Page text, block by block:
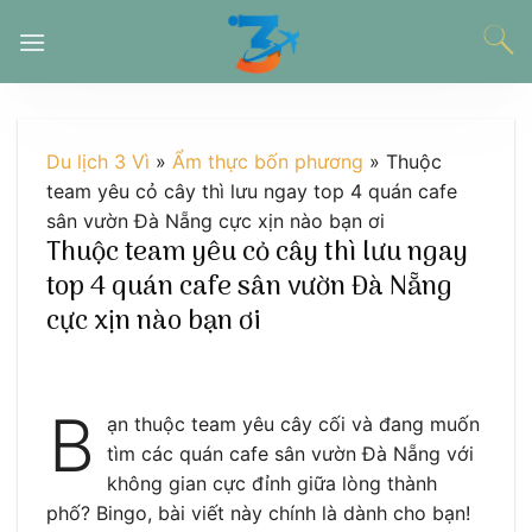
đến
Du lịch 3 Vì » Ẩm thực bốn phương » Thuộc
team yêu cỏ cây thì lưu ngay top 4 quán cafe
sân vườn Đà Nẵng cực xịn nào bạn ơi
Thuộc team yêu cỏ cây thì lưu ngay
top 4 quán cafe sân vườn Đà Nẵng
cực xịn nào bạn ơi
B
ạn thuộc team yêu cây cối và đang muốn
tìm các quán cafe sân vườn Đà Nẵng với
không gian cực đỉnh giữa lòng thành
phố? Bingo, bài viết này chính là dành cho bạn!